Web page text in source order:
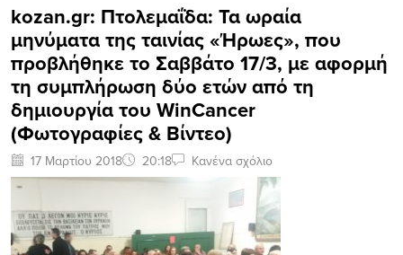
kozan.gr: Πτολεμαΐδα: Τα ωραία
μηνύματα της ταινίας «Ήρωες», που
προβλήθηκε το Σαββάτο 17/3, με αφορμή
τη συμπλήρωση δύο ετών από τη
δημιουργία του WinCancer
(Φωτογραφίες & Βίντεο)
17 Μαρτίου 2018 20:18 Κανένα σχόλιο